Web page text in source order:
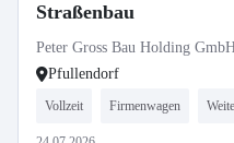
Straßenbau
Peter Gross Bau Holding
Pfullendorf
Vollzeit Firmenwagen